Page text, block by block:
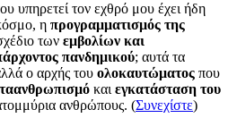
υπηρετεί τον εχθρό μου έχει ήδη
η προγραμματισμός της
των εμβολίων και
πανδημικού; αυτά τα
ο αρχής του ολοκαυτώματος που
και εγκατάσταση του
ανθρώπους. (Συνεχίστε)